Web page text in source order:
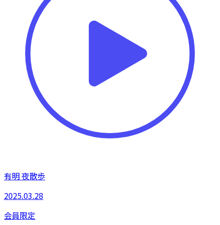
有明 夜散歩
2025.03.28
会員限定